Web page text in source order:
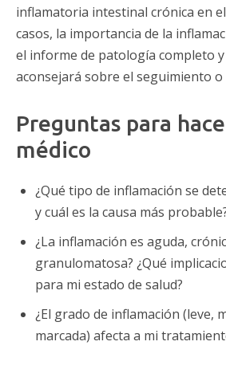
inflamatoria intestinal crónica en
casos, la importancia de la
el informe de patología completo y
aconsejará sobre el seguimiento
Preguntas para
médico
¿Qué tipo de inflamación se
y cuál es la causa más
¿La inflamación es aguda,
granulomatosa? ¿Qué
para mi estado de salud?
¿El grado de inflamación (leve,
marcada) afecta a mi